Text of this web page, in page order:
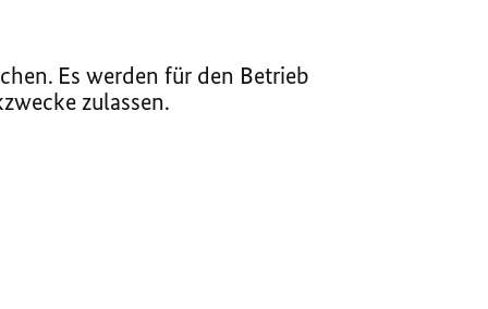
Es werden für den Betrieb
zulassen.